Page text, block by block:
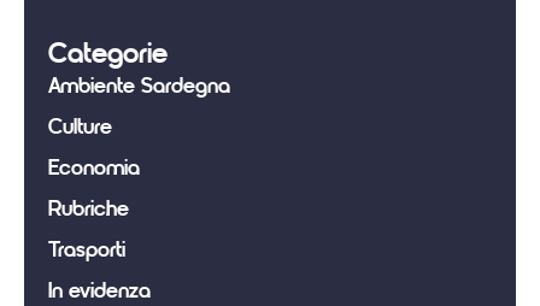
Categorie
Ambiente Sardegna
Culture
Economia
Rubriche
Trasporti
In evidenza